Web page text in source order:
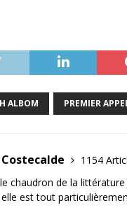
ALBOM PREMIER
1154
chaudron de la
est tout